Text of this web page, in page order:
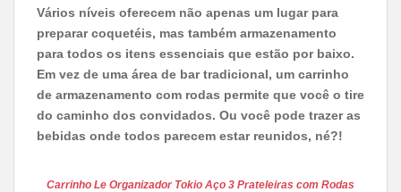
Vários níveis oferecem não apenas um lugar para
preparar coquetéis, mas também armazenamento
para todos os itens essenciais que estão por baixo.
Em vez de uma área de bar tradicional, um carrinho
de armazenamento com rodas permite que você o tire
do caminho dos convidados. Ou você pode trazer as
bebidas onde todos parecem estar reunidos, né?!
Carrinho Le Organizador Tokio Aço 3 Prateleiras com Rodas